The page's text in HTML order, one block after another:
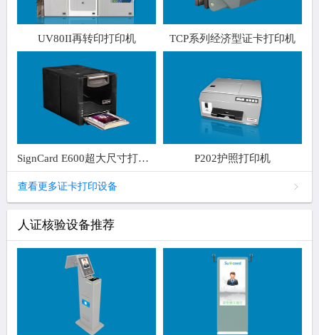
UV80II再转印打印机 TCP系列经济型证卡打印机
SignCard E600超大尺寸打印机 P202护照打印机
查看更多证卡打印设备
人证核验设备推荐